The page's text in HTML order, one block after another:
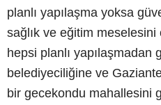
planlı yapılaşma yoksa
sağlık ve eğitim meselesini
hepsi planlı yapılaşmadan
belediyeciliğine ve
bir gecekondu mahallesini